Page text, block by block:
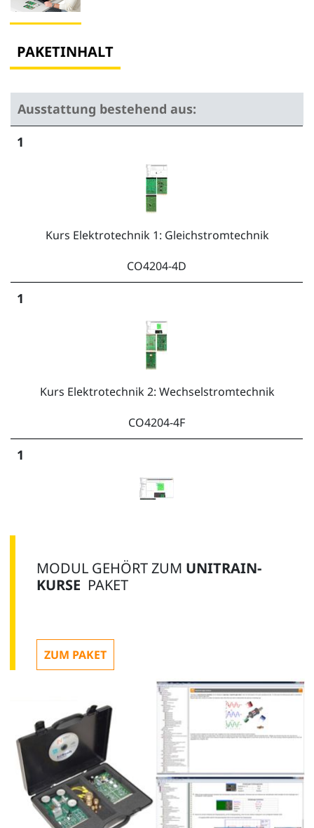
PAKETINHALT
Ausstattung bestehend aus:
1
Kurs Elektrotechnik 1: Gleichstromtechnik
CO4204-4D
1
Kurs Elektrotechnik 2: Wechselstromtechnik
CO4204-4F
1
CO4204-4H
Kurs Elektrotechnik 4: Magnetismus /
Elektromagnetismus
CO4204-4A
1
MODUL GEHÖRT ZUM UNITRAIN-
KURSE PAKET
ZUM PAKET